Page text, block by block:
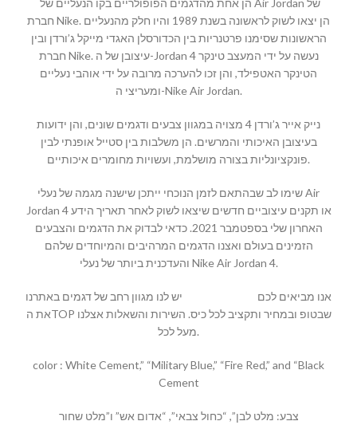
חברת Nike. הן יצאו לשוק לראשונה בשנת 1989 והיו חלק מהנעליים
הראשונות שסימנו פרטנריות בין הכדורסלן האגדי מייקל ג’ורדן ובין
חברת Nike. עיצובן של ה-Jordan 4 נעשה על ידי המעצב טינקר
הטינקר האטפילד, והן זכו להערכה מרובה על ידי אוהבי נעליים
ומעריצי ה-Nike Air Jordan.
נייק אייר ג’ורדן 4 מצויה במגוון צבעים ודגמים שונים, והן ידועות
בעיצובן האיכותי והמרשים. הן משלבות בין סטייל אופנתי לבין
פונקציונליות בצורה מושלמת, ועשויות מחומרים איכותיים.
שימו לב שבהתאם לזמן הנוכחי ייתכן שישנה מגמה של נעלי Air
Jordan 4 או תקנים עיצוביים חדשים שיצאו לשוק לאחר תאריך הידע
האחרון שלי בספטמבר 2021. כדאי לבדוק את הדגמים והצבעים
הזמינים בעולם ואצנו הדגמים המרהיבים והמיוחדים שלהם
והעדכנית ביותר של נעלי Nike Air Jordan 4.
את הTOP שבטופ ובמחיר ותקציב לכל כיס. השירות והשאלות אצלנו
מעל לכל.
color : White Cement,” “Military Blue,” “Fire Red,” and “Black
Cement
צבע: מלט לבן”, “כחול צבאי”, “אדום אש” ו”מלט שחור